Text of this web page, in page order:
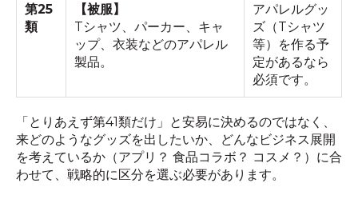
第25
類
【被服】
Tシャツ、パーカー、キャ
ップ、衣装などのアパレル
製品。
アパレルグッ
ズ（Tシャツ
等）を作る予
定があるなら
必須です。
「とりあえず第41類だけ」と安易に決めるのではなく、
来どのようなグッズを出したいか、どんなビジネス展開
を考えているか（アプリ？ 食品コラボ？ コスメ？）に合
わせて、戦略的に区分を選ぶ必要があります。